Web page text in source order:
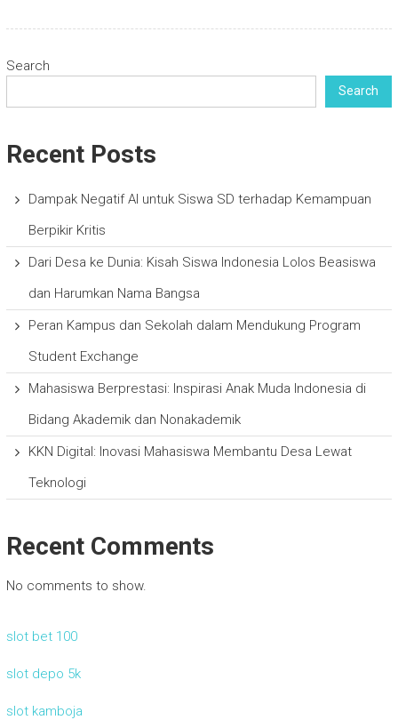
Search
Search
Recent Posts
Dampak Negatif AI untuk Siswa SD terhadap Kemampuan
Berpikir Kritis
Dari Desa ke Dunia: Kisah Siswa Indonesia Lolos Beasiswa
dan Harumkan Nama Bangsa
Peran Kampus dan Sekolah dalam Mendukung Program
Student Exchange
Mahasiswa Berprestasi: Inspirasi Anak Muda Indonesia di
Bidang Akademik dan Nonakademik
KKN Digital: Inovasi Mahasiswa Membantu Desa Lewat
Teknologi
Recent Comments
No comments to show.
slot bet 100
slot depo 5k
slot kamboja